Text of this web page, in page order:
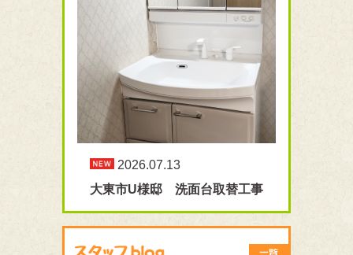
2026.07.13
大東市U様邸 洗面台取替工事